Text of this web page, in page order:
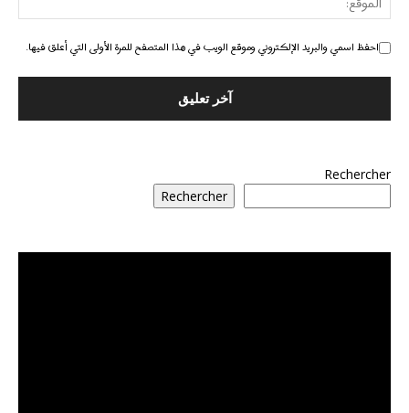
احفظ اسمي والبريد الإلكتروني وموقع الويب في هذا المتصفح للمرة الأولى التي أعلق فيها.
Rechercher
Rechercher